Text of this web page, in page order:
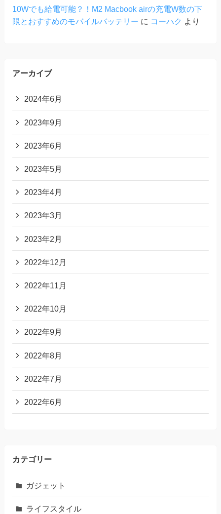
10Wでも給電可能？！M2 Macbook airの充電W数の下
限とおすすめのモバイルバッテリー に コーハク より
アーカイブ
2024年6月
2023年9月
2023年6月
2023年5月
2023年4月
2023年3月
2023年2月
2022年12月
2022年11月
2022年10月
2022年9月
2022年8月
2022年7月
2022年6月
カテゴリー
ガジェット
ライフスタイル